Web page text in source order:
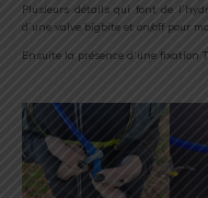
Plusieurs détails qui font de
d’une valve bigbite et on/off pour
Ensuite la présence d’une fixation